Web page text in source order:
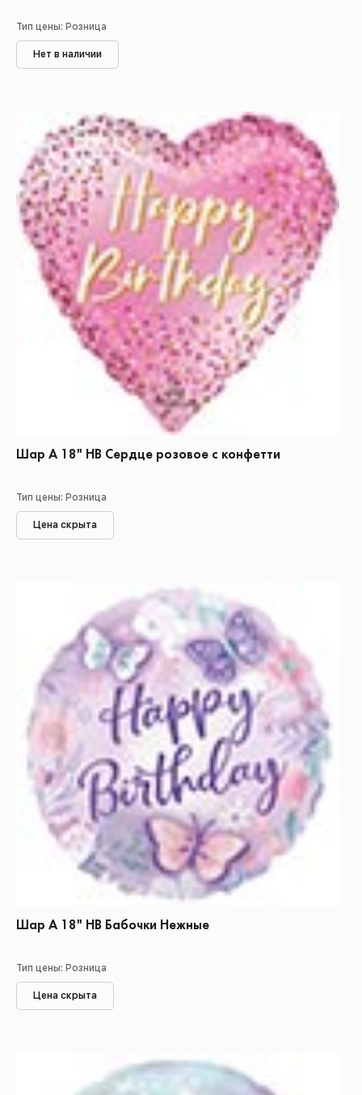
Тип цены: Розница
Нет в наличии
Шар А 18" НВ Сердце розовое с конфетти
Тип цены: Розница
Цена скрыта
Шар А 18" НВ Бабочки Нежные
Тип цены: Розница
Цена скрыта